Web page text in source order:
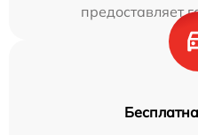
предоставляет